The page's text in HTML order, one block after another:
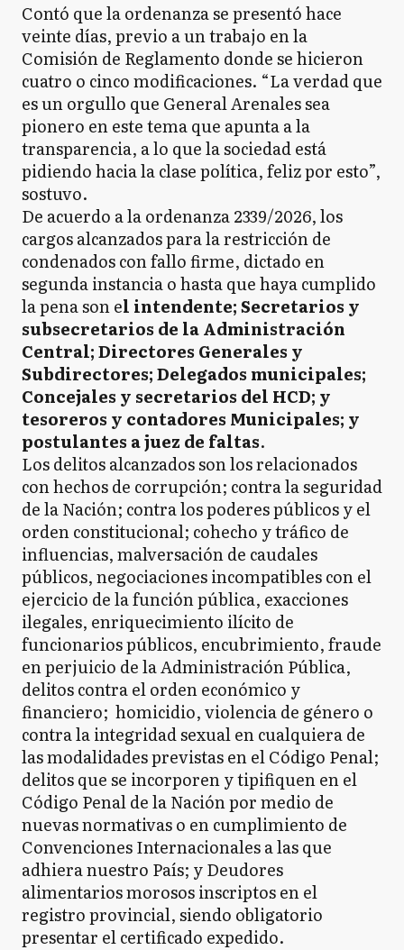
Contó que la ordenanza se presentó hace
veinte días, previo a un trabajo en la
Comisión de Reglamento donde se hicieron
cuatro o cinco modificaciones. “La verdad que
es un orgullo que General Arenales sea
pionero en este tema que apunta a la
transparencia, a lo que la sociedad está
pidiendo hacia la clase política, feliz por esto”,
sostuvo.
De acuerdo a la ordenanza 2339/2026, los
cargos alcanzados para la restricción de
condenados con fallo firme, dictado en
segunda instancia o hasta que haya cumplido
la pena son el intendente; Secretarios y
subsecretarios de la Administración
Central; Directores Generales y
Subdirectores; Delegados municipales;
Concejales y secretarios del HCD; y
tesoreros y contadores Municipales; y
postulantes a juez de faltas.
Los delitos alcanzados son los relacionados
con hechos de corrupción; contra la seguridad
de la Nación; contra los poderes públicos y el
orden constitucional; cohecho y tráfico de
influencias, malversación de caudales
públicos, negociaciones incompatibles con el
ejercicio de la función pública, exacciones
ilegales, enriquecimiento ilícito de
funcionarios públicos, encubrimiento, fraude
en perjuicio de la Administración Pública,
delitos contra el orden económico y
financiero; homicidio, violencia de género o
contra la integridad sexual en cualquiera de
las modalidades previstas en el Código Penal;
delitos que se incorporen y tipifiquen en el
Código Penal de la Nación por medio de
nuevas normativas o en cumplimiento de
Convenciones Internacionales a las que
adhiera nuestro País; y Deudores
alimentarios morosos inscriptos en el
registro provincial, siendo obligatorio
presentar el certificado expedido.